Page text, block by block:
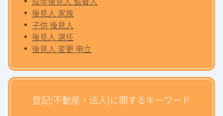
後見人 家族
子供 後見人
後見人 選任
後見人 変更 申立
登記(不動産・法人)に関するキーワード